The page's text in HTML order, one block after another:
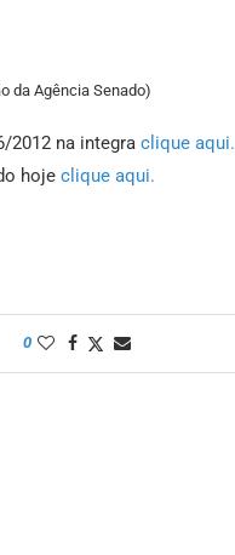
da Agência Senado)
2012 na integra clique aqui.
hoje clique aqui.
0